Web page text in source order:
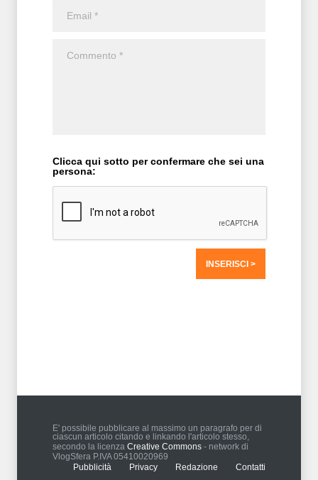
Clicca qui sotto per confermare che sei una
persona:
E' possibile pubblicare al massimo un paragrafo per di
ciascun articolo citando e linkando l'articolo stesso,
secondo la licenza Creative Commons - network di
VlogSfera P.IVA 05410020969
Pubblicità
Privacy Redazione Contatti